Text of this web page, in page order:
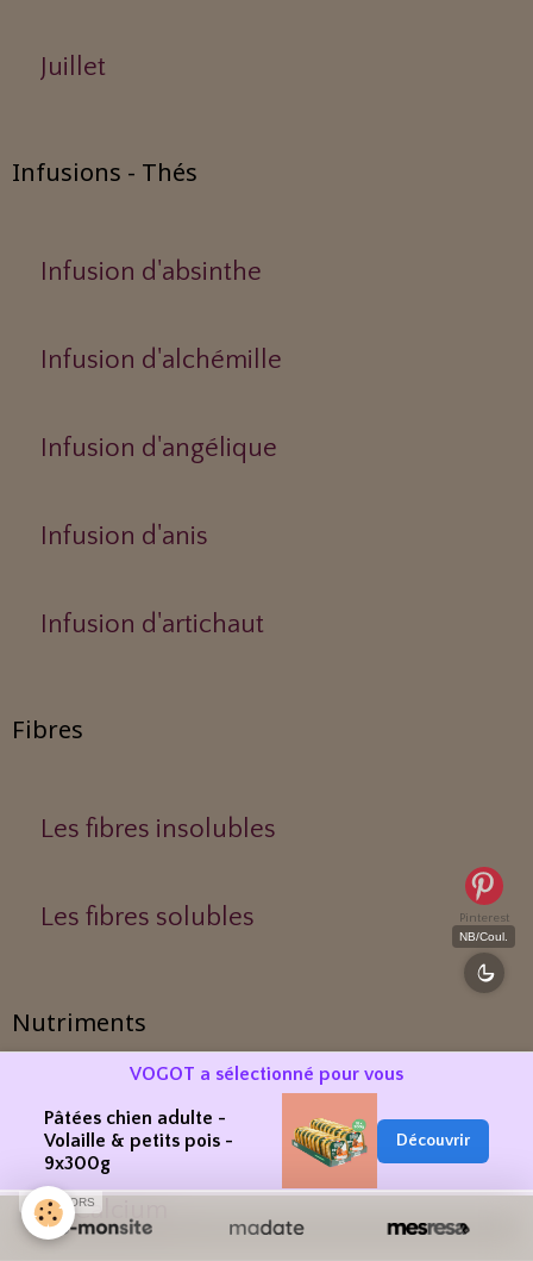
Juillet
Infusions - Thés
Infusion d'absinthe
Infusion d'alchémille
Infusion d'angélique
Infusion d'anis
Infusion d'artichaut
Fibres
Les fibres insolubles
Les fibres solubles
Nutriments
Le Phosphore
Le Calcium
Pinterest
NB/Coul.
VOGOT a sélectionné pour vous
Pâtées chien adulte -
Volaille & petits pois -
9x300g
Découvrir
SPONSORS